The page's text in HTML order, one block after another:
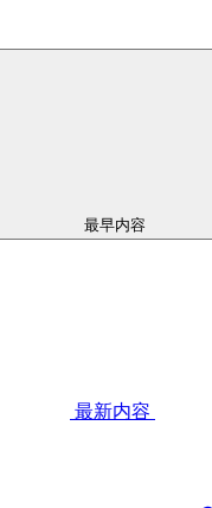
最早内容
最新内容